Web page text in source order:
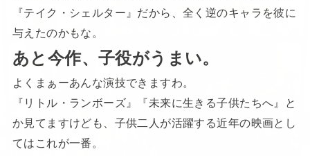
『テイク・シェルター』だから、全く逆のキャラを彼に
与えたのかもな。
あと今作、子役がうまい。
よくまぁーあんな演技できますわ。
『リトル・ランボーズ』『未来に生きる子供たちへ』と
か見てますけども、子供二人が活躍する近年の映画とし
てはこれが一番。